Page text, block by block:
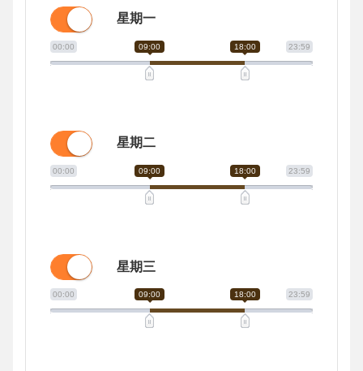
星期一
00:00 23:59
09:00 18:00
星期二
00:00 23:59
09:00 18:00
星期三
00:00 23:59
09:00 18:00